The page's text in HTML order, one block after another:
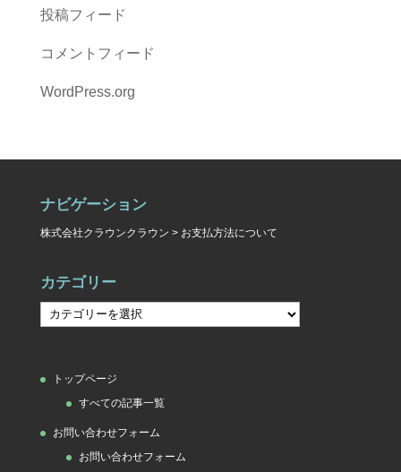
投稿フィード
コメントフィード
WordPress.org
ナビゲーション
株式会社クラウンクラウン > お支払方法について
カテゴリー
リ
トップページ
すべての記事一覧
お問い合わせフォーム
お問い合わせフォーム